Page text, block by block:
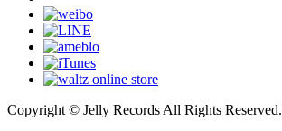
Copyright © Jelly Records All Rights Reserved.